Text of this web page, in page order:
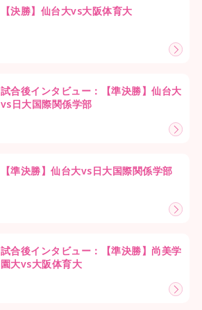
【決勝】仙台大vs大阪体育大
試合後インタビュー：【準決勝】仙台大
vs日大国際関係学部
【準決勝】仙台大vs日大国際関係学部
試合後インタビュー：【準決勝】尚美学
園大vs大阪体育大